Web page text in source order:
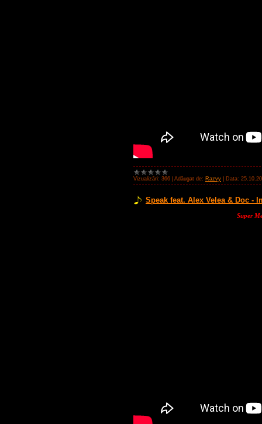
Vizualizări: 366 Adăugat de: Razvy Data:
Speak feat. Alex Velea & Doc -
Super